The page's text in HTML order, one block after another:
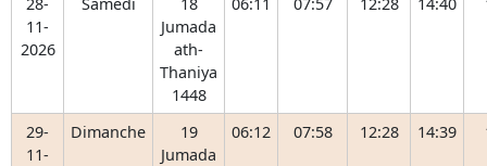
11-
2026
Jumada
ath-
Thaniya
1448
29-
11-
Dimanche
19
Jumada
06:12 07:58 12:28 14:39